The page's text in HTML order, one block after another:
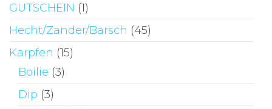
GUTSCHEIN (1)
Hecht/Zander/Barsch (45)
Karpfen (15)
Boilie (3)
Dip (3)